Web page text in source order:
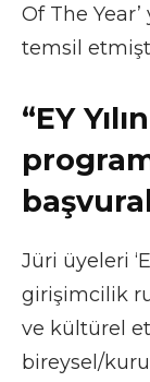
Of The
temsil
“EY
Jüri üyeleri
girişimcilik
ve kültürel
bireysel/